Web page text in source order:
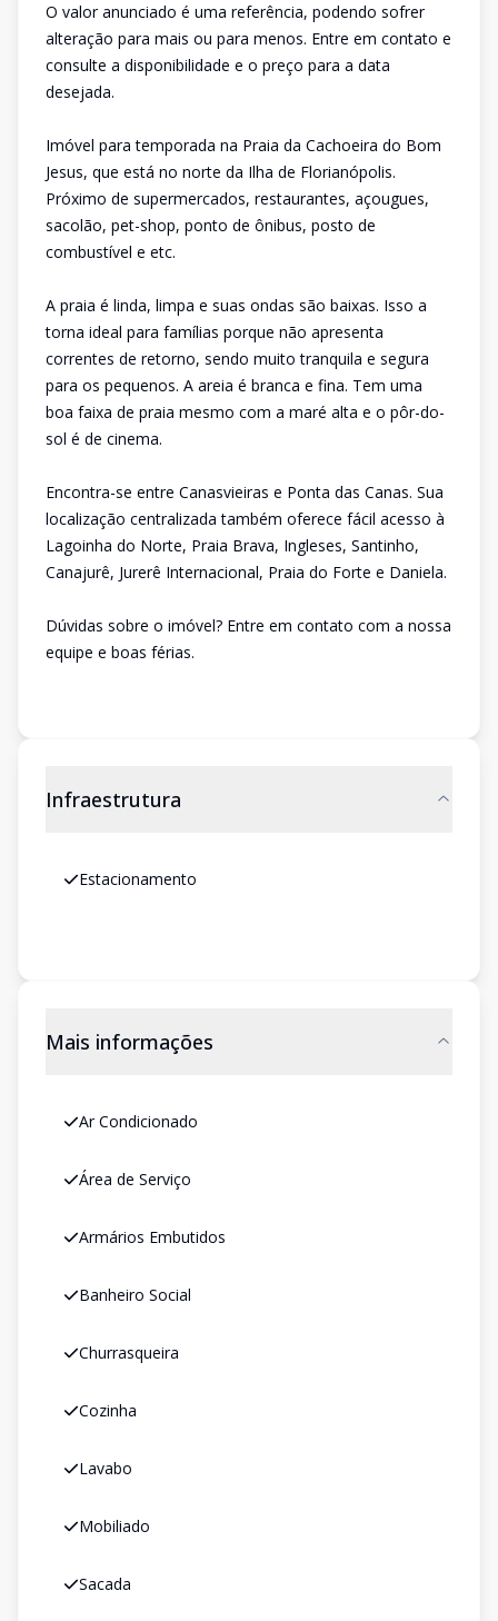
O valor anunciado é uma referência, podendo sofrer
alteração para mais ou para menos. Entre em contato e
consulte a disponibilidade e o preço para a data
desejada.
Imóvel para temporada na Praia da Cachoeira do Bom
Jesus, que está no norte da Ilha de Florianópolis.
Próximo de supermercados, restaurantes, açougues,
sacolão, pet-shop, ponto de ônibus, posto de
combustível e etc.
A praia é linda, limpa e suas ondas são baixas. Isso a
torna ideal para famílias porque não apresenta
correntes de retorno, sendo muito tranquila e segura
para os pequenos. A areia é branca e fina. Tem uma
boa faixa de praia mesmo com a maré alta e o pôr-do-
sol é de cinema.
Encontra-se entre Canasvieiras e Ponta das Canas. Sua
localização centralizada também oferece fácil acesso à
Lagoinha do Norte, Praia Brava, Ingleses, Santinho,
Canajurê, Jurerê Internacional, Praia do Forte e Daniela.
Dúvidas sobre o imóvel? Entre em contato com a nossa
equipe e boas férias.
Infraestrutura
Estacionamento
Mais informações
Ar Condicionado
Área de Serviço
Armários Embutidos
Banheiro Social
Churrasqueira
Cozinha
Lavabo
Mobiliado
Sacada